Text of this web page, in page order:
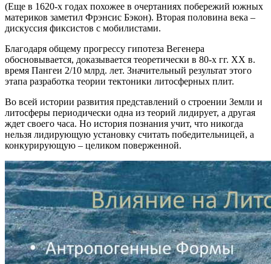
(Еще в 1620-х годах похожее в очертаниях побережий южных
материков заметил Фрэнсис Бэкон). Вторая половина века –
дискуссия фиксистов с мобилистами.
Благодаря общему прогрессу гипотеза Вегенера
обосновывается, доказывается теоретически в 80-х гг. ХХ в.
время Пангеи 2/10 млрд. лет. Значительный результат этого
этапа разработка теории тектоники литосферных плит.
Во всей истории развития представлений о строении Земли и
литосферы периодически одна из теорий лидирует, а другая
ждет своего часа. Но история познания учит, что никогда
нельзя лидирующую установку считать победительницей, а
конкурирующую – целиком поверженной.